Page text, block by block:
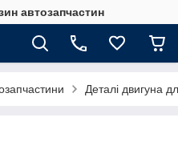
автозапчастин
Деталі двигуна